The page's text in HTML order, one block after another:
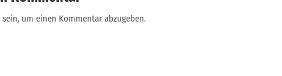
sein, um einen Kommentar abzugeben.